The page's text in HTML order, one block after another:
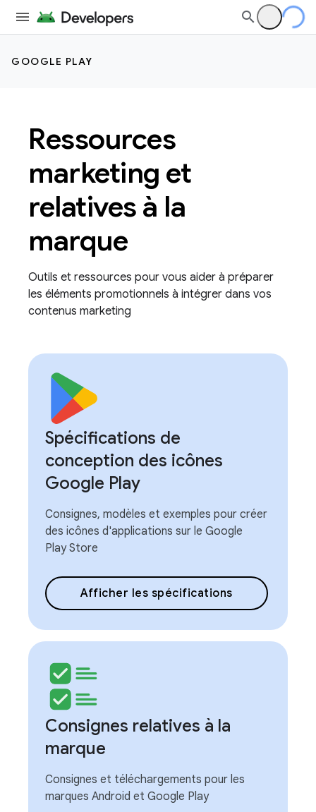
GOOGLE PLAY
Ressources
marketing et
relatives à la
marque
Outils et ressources pour vous aider à préparer
les éléments promotionnels à intégrer dans vos
contenus marketing
Spécifications de
conception des icônes
Google Play
Consignes, modèles et exemples pour créer
des icônes d'applications sur le Google
Play Store
Afficher les spécifications
Consignes relatives à la
marque
Consignes et téléchargements pour les
marques Android et Google Play